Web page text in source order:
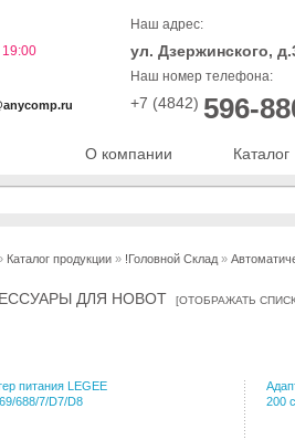
О компании Каталог
Наш адрес:
ул. Дзержинского,
Наш номер телефона:
+7 (4842) 596-
Каталог продукции » !Головной Склад »
ДЛЯ HOBOT [ОТОБРАЖАТЬ
питания LEGEE
688/7/D7/D8
200